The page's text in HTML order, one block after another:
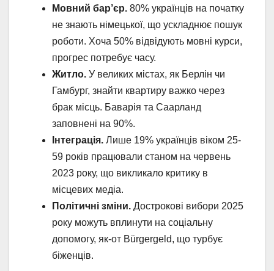
Мовний бар’єр. 80% українців на початку
не знають німецької, що ускладнює пошук
роботи. Хоча 50% відвідують мовні курси,
прогрес потребує часу.
Житло. У великих містах, як Берлін чи
Гамбург, знайти квартиру важко через
брак місць. Баварія та Саарланд
заповнені на 90%.
Інтеграція. Лише 19% українців віком 25-
59 років працювали станом на червень
2023 року, що викликало критику в
місцевих медіа.
Політичні зміни. Дострокові вибори 2025
року можуть вплинути на соціальну
допомогу, як-от Bürgergeld, що турбує
біженців.